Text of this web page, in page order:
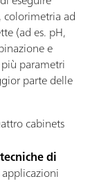
ad
(ad es. pH,
e
parametri
parte delle
cabinets
di